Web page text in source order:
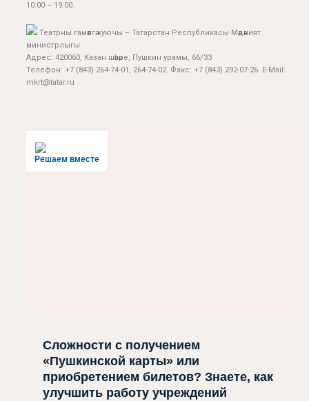
10:00 – 19:00.
Театрны гамәлгә куючы – Татарстан Республикасы Мәдәният
министрлыгы.
Адрес: 420060, Казан шәһәре, Пушкин урамы, 66/33
Телефон: +7 (843) 264-74-01, 264-74-02. Факс: +7 (843) 292-07-26. E-Mail:
mkrt@tatar.ru
Решаем вместе
Сложности с получением
«Пушкинской карты» или
приобретением билетов? Знаете, как
улучшить работу учреждений